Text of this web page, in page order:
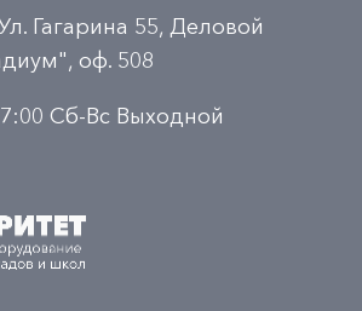
Гагарина 55, Деловой
оф. 508
Сб-Вс Выходной